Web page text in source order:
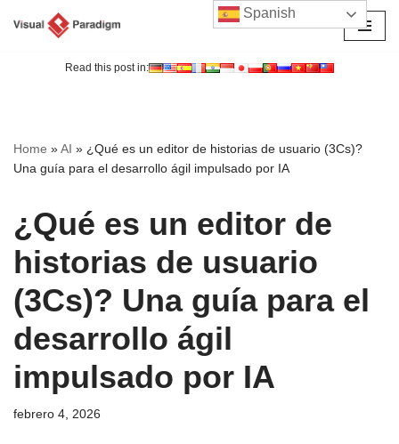
Read this post in:
Home »AI » ¿Qué es un editor de historias de usuario (3Cs)?
Una guía para el desarrollo ágil impulsado por IA
¿Qué es un editor de
historias de usuario
(3Cs)? Una guía para el
desarrollo ágil
impulsado por IA
febrero 4, 2026
Spanish